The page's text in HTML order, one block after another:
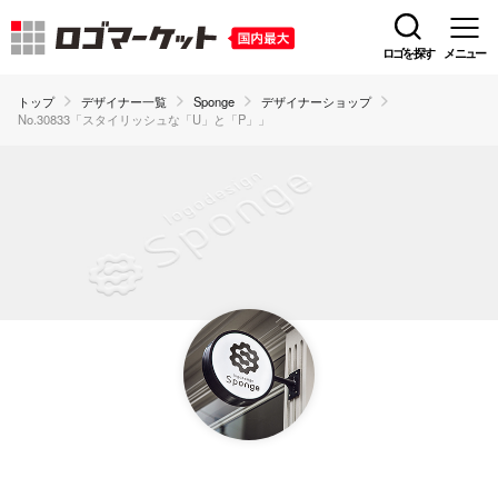
ロゴを探す メニュー
トップ デザイナー一覧 Sponge
デザイナーショップ
No.30833「スタイリッシュな「U」と「P」」